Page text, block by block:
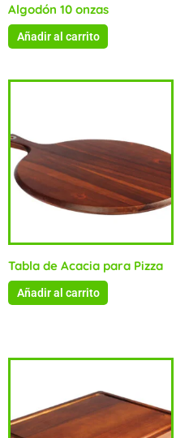
Algodón 10 onzas
Añadir al carrito
Tabla de Acacia para Pizza
Añadir al carrito